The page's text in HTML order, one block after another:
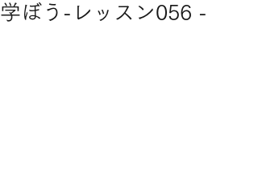
学ぼう-レッスン056 -